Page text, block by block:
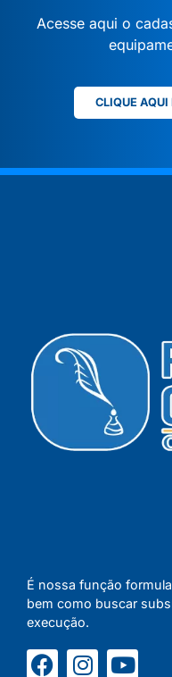
Acesse aqui o
CLIQUE AQUI
É nossa função
bem como buscar
execução.